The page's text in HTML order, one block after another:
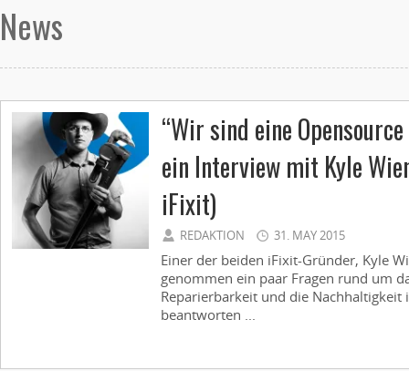
News
“Wir sind eine
ein Interview mit Kyle
iFixit)
REDAKTION 31. MAY 2015
Einer der beiden iFixit-Gründer, Kyle
genommen ein paar Fragen rund um
Reparierbarkeit und die
beantworten ...